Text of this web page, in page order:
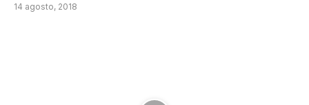
14 agosto, 2018